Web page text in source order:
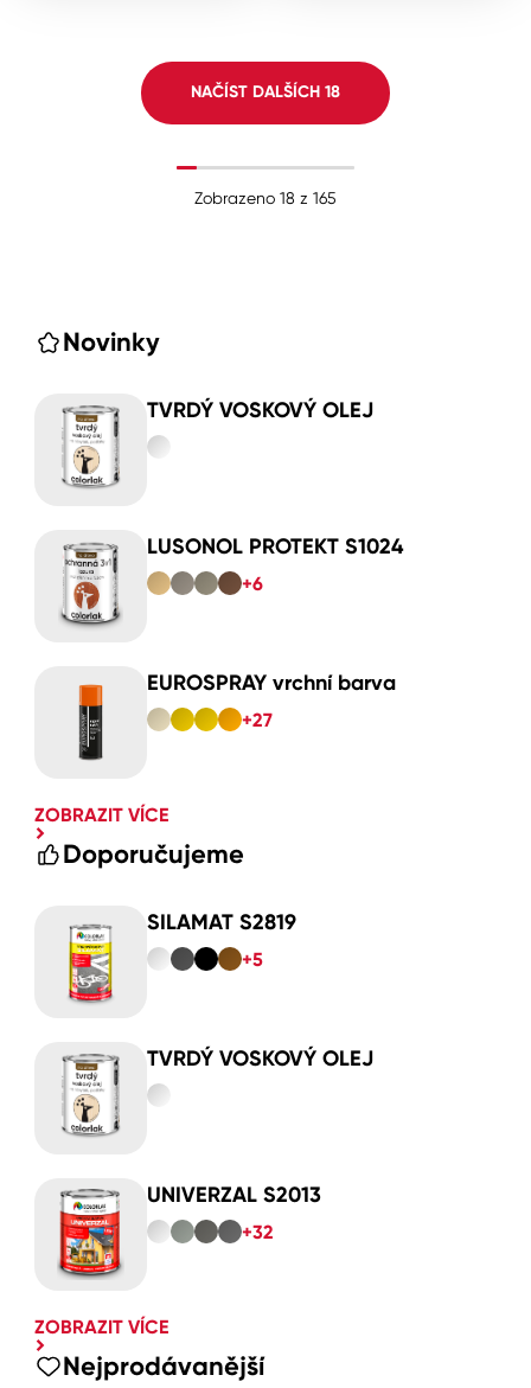
NAČÍST DALŠÍCH 18
Zobrazeno 18 z 165
Novinky
TVRDÝ VOSKOVÝ OLEJ
LUSONOL PROTEKT S1024
+6
EUROSPRAY vrchní barva
+27
ZOBRAZIT VÍCE
Doporučujeme
SILAMAT S2819
+5
TVRDÝ VOSKOVÝ OLEJ
UNIVERZAL S2013
+32
ZOBRAZIT VÍCE
Nejprodávanější